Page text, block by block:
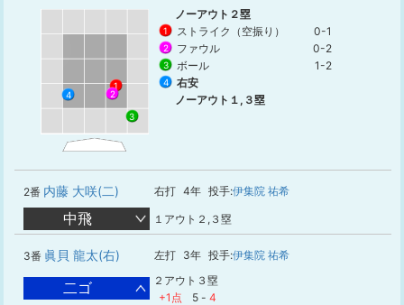
1
2
3
4
ノーアウト２塁
1 ストライク（空振り） 0-1
2 ファウル 0-2
3 ボール 1-2
4
右安
ノーアウト１,３塁
2番 内藤 大咲(二) 右打 4年 投手:伊集院 祐希
中飛 １アウト２,３塁
3番 眞貝 龍太(右) 左打 3年 投手:伊集院 祐希
二ゴ
２アウト３塁
+1点
5 - 4